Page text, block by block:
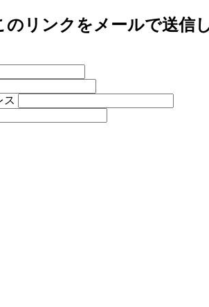
のリンクをメールで送信
ス